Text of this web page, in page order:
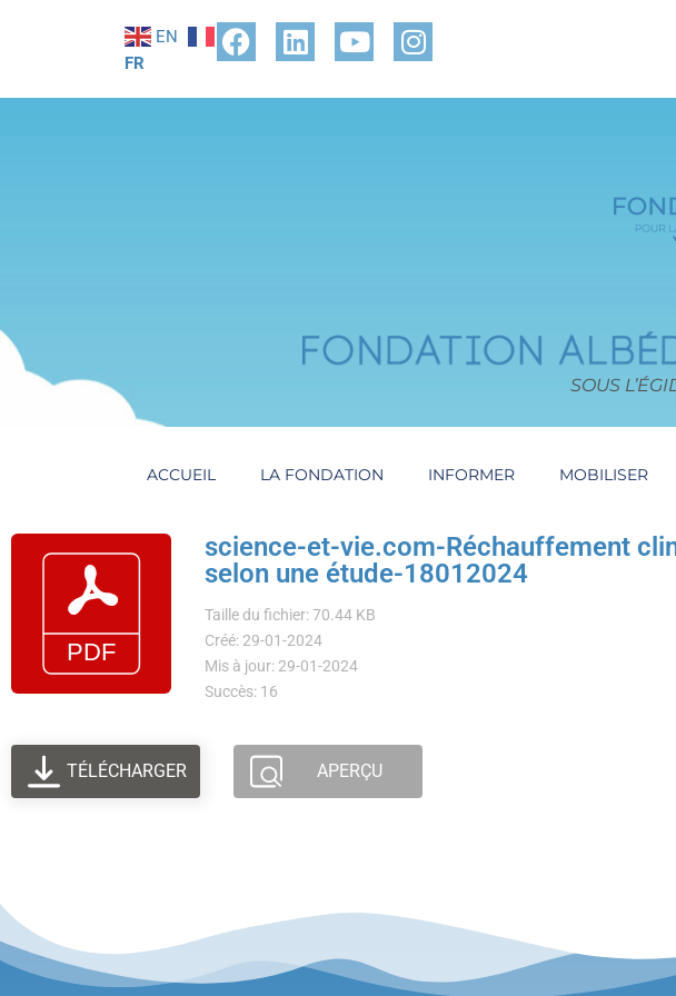
EN
FR
SOUS
ACCUEIL LA FONDATION INFORMER MOBILISER
science-et-vie.com-Réchauffement
selon une étude-18012024
Taille du fichier: 70.44 KB
Créé: 29-01-2024
Mis à jour: 29-01-2024
Succès: 16
TÉLÉCHARGER APERÇU